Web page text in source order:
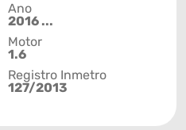
Ano
2016 ...
Motor
1.6
Registro Inmetro
127/2013